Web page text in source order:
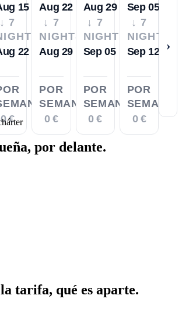
15
↓ 7
22
0 €
Aug 22
↓ 7
NIGHTS
Aug 29
POR
SEMANA
0 €
Aug 29
↓ 7
NIGHTS
Sep 05
POR
SEMANA
0 €
Sep 05
↓ 7
NIGHTS
Sep 12
POR
SEMANA
0 €
›
por delante.
tarifa, qué es aparte.